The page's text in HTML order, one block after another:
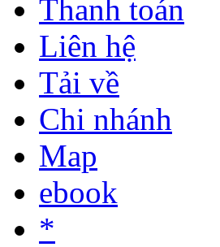
Thanh toán
Liên hệ
Tải về
Chi nhánh
Map
ebook
*